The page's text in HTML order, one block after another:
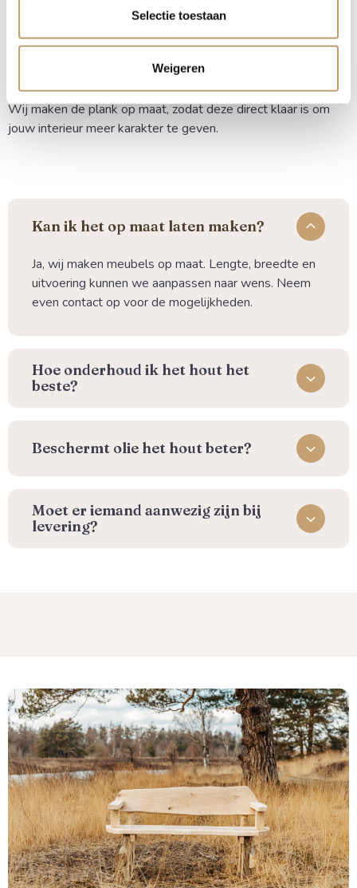
Selectie toestaan
Weigeren
blind ophangen voor een strakke, zwevende look? Wij
juiste voorbereiding voor een blinde bevestiging.
Bestel je eiken wandplank online eenvoudig en snel.
Wij maken de plank op maat, zodat deze direct klaar is om
jouw interieur meer karakter te geven.
Kan ik het op maat laten maken?
Ja, wij maken meubels op maat. Lengte, breedte en
uitvoering kunnen we aanpassen naar wens. Neem
even contact op voor de mogelijkheden.
⁠Hoe onderhoud ik het hout het
beste?
Beschermt olie het hout beter?
Moet er iemand aanwezig zijn bij
levering?